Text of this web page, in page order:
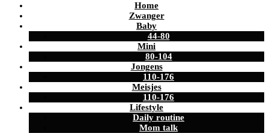
Home
Zwanger
Baby
44-80
Mini
80-104
Jongens
110-176
Meisjes
110-176
Lifestyle
Daily routine
Mom talk